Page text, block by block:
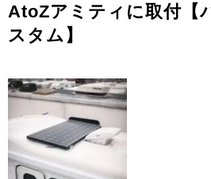
AtoZアミティに取付【
スタム】